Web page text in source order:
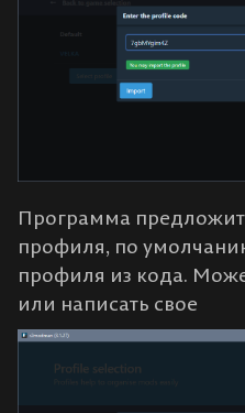
Программа предложит
профиля, по
профиля из кода.
или написать свое